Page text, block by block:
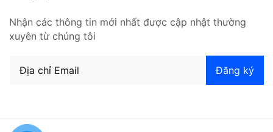
Nhận các thông tin mới nhất được cập nhật thường
xuyên từ chúng tôi